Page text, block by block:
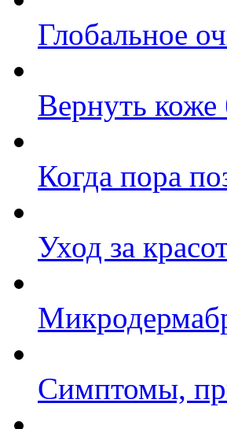
Глобальное
Вернуть
Когда пора
Уход за
Симптомы,